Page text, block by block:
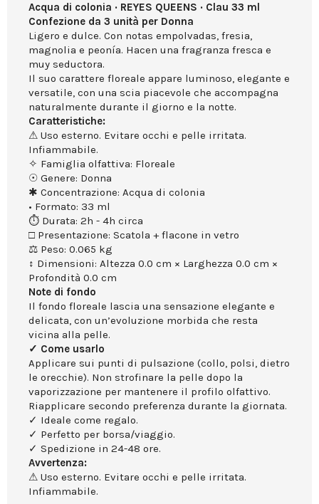
Acqua di colonia · REYES QUEENS · Clau 33 ml
Confezione da 3 unità per Donna
Ligero e dulce. Con notas empolvadas, fresia,
magnolia e peonía. Hacen una fragranza fresca e
muy seductora.
Il suo carattere floreale appare luminoso, elegante e
versatile, con una scia piacevole che accompagna
naturalmente durante il giorno e la notte.
Caratteristiche:
⚠ Uso esterno. Evitare occhi e pelle irritata.
Infiammabile.
✧ Famiglia olfattiva: Floreale
☉ Genere: Donna
✱ Concentrazione: Acqua di colonia
• Formato: 33 ml
⏱ Durata: 2h - 4h circa
□ Presentazione: Scatola + flacone in vetro
⚖ Peso: 0.065 kg
↕ Dimensioni: Altezza 0.0 cm × Larghezza 0.0 cm ×
Profondità 0.0 cm
Note di fondo
Il fondo floreale lascia una sensazione elegante e
delicata, con un’evoluzione morbida che resta
vicina alla pelle.
✓ Come usarlo
Applicare sui punti di pulsazione (collo, polsi, dietro
le orecchie). Non strofinare la pelle dopo la
vaporizzazione per mantenere il profilo olfattivo.
Riapplicare secondo preferenza durante la giornata.
✓ Ideale come regalo.
✓ Perfetto per borsa/viaggio.
✓ Spedizione in 24-48 ore.
Avvertenza:
⚠ Uso esterno. Evitare occhi e pelle irritata.
Infiammabile.